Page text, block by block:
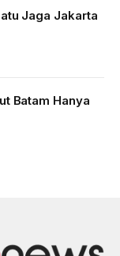
Jaga Jakarta
Batam Hanya